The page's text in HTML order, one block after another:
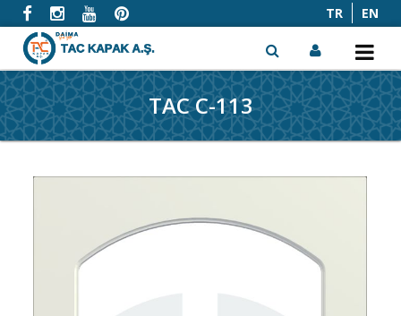
TR EN
x
TAC C-113